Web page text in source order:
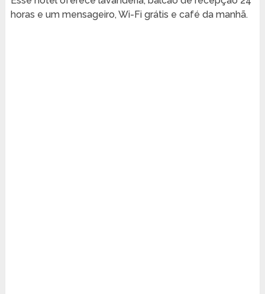
horas e um mensageiro, Wi-Fi grátis e café da manhã.